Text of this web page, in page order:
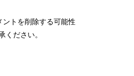
トを削除する可能性
ください。